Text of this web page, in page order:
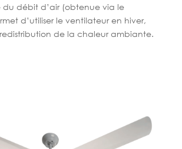
du débit d’air (obtenue via le
d’utiliser le ventilateur en hiver,
de la chaleur ambiante.